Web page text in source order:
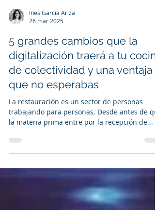
26 mar 2025
5 grandes cambios que la
digitalización traerá a tu
de colectividad y una ventaja
que no esperabas
La restauración es un sector de personas
la materia prima entre por la recepción de...